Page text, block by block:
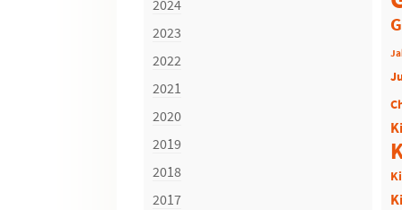
2024
2023
2022
2021
2020
2019
2018
2017